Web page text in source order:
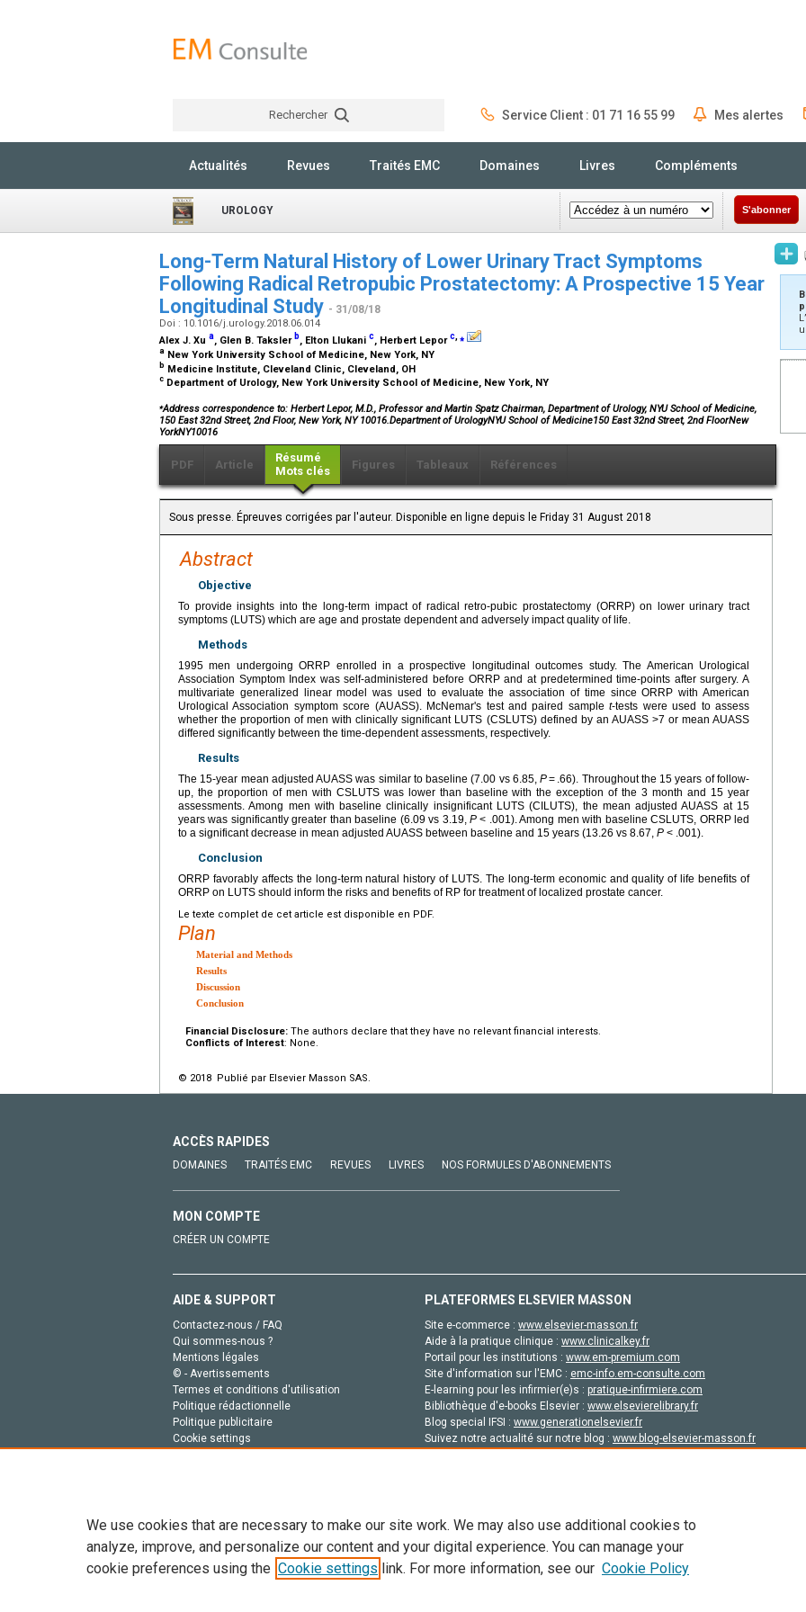
Rechercher Service Client : 01 71 16 55 99 Mes alertes
Actualités Revues Traités EMC Domaines Livres Compléments
UROLOGY S'abonner
Long-Term Natural History of Lower Urinary Tract Symptoms
Following Radical Retropubic Prostatectomy: A Prospective 15 Year
Longitudinal Study - 31/08/18
Doi : 10.1016/j.urology.2018.06.014
Alex J. Xu a, Glen B. Taksler b, Elton Llukani c, Herbert Leporc,⁎
a New York University School of Medicine, New York, NY
b Medicine Institute, Cleveland Clinic, Cleveland, OH
c Department of Urology, New York University School of Medicine, New York, NY
⁎Address correspondence to: Herbert Lepor, M.D., Professor and Martin Spatz Chairman, Department of Urology, NYU School of Medicine,
150 East 32nd Street, 2nd Floor, New York, NY 10016.Department of UrologyNYU School of Medicine150 East 32nd Street, 2nd FloorNew
YorkNY10016
PDF Article
Résumé
Mots clés
Figures Tableaux Références
Sous presse. Épreuves corrigées par l'auteur. Disponible en ligne depuis le Friday 31 August 2018
Abstract
Objective
To provide insights into the long-term impact of radical retro-pubic prostatectomy (ORRP) on lower urinary tract
symptoms (LUTS) which are age and prostate dependent and adversely impact quality of life.
Methods
1995 men undergoing ORRP enrolled in a prospective longitudinal outcomes study. The American Urological
Association Symptom Index was self-administered before ORRP and at predetermined time-points after surgery. A
multivariate generalized linear model was used to evaluate the association of time since ORRP with American
Urological Association symptom score (AUASS). McNemar's test and paired samplet-tests were used to assess
whether the proportion of men with clinically significant LUTS (CSLUTS) defined by an AUASS >7 or mean AUASS
differed significantly between the time-dependent assessments, respectively.
Results
The 15-year mean adjusted AUASS was similar to baseline (7.00 vs 6.85,P= .66). Throughout the 15 years of follow-
up, the proportion of men with CSLUTS was lower than baseline with the exception of the 3 month and 15 year
assessments. Among men with baseline clinically insignificant LUTS (CILUTS), the mean adjusted AUASS at 15
years was significantly greater than baseline (6.09 vs 3.19, P < .001). Among men with baseline CSLUTS, ORRP led
to a significant decrease in mean adjusted AUASS between baseline and 15 years (13.26 vs 8.67, P < .001).
Conclusion
ORRP favorably affects the long-term natural history of LUTS. The long-term economic and quality of life benefits of
ORRP on LUTS should inform the risks and benefits of RP for treatment of localized prostate cancer.
Le texte complet de cet article est disponible en PDF.
Plan
Material and Methods
Results
Discussion
Conclusion
Financial Disclosure: The authors declare that they have no relevant financial interests.
Conflicts of Interest: None.
© 2018 Publié par Elsevier Masson SAS.
ACCÈS RAPIDES
DOMAINES TRAITÉS EMC REVUES LIVRES NOS FORMULES D'ABONNEMENTS
MON COMPTE
CRÉER UN COMPTE
AIDE & SUPPORT
Contactez-nous / FAQ
Qui sommes-nous ?
Mentions légales
© - Avertissements
Termes et conditions d'utilisation
Politique rédactionnelle
Politique publicitaire
Cookie settings
PLATEFORMES ELSEVIER MASSON
Site e-commerce : www.elsevier-masson.fr
Aide à la pratique clinique : www.clinicalkey.fr
Portail pour les institutions : www.em-premium.com
Site d'information sur l'EMC : emc-info.em-consulte.com
E-learning pour les infirmier(e)s : pratique-infirmiere.com
Bibliothèque d'e-books Elsevier : www.elsevierelibrary.fr
Blog special IFSI : www.generationelsevier.fr
Suivez notre actualité sur notre blog : www.blog-elsevier-masson.fr
Tout le contenu de ce site: Copyright © 2026 Elsevier, ses concédants de licence et ses contributeurs. Tout les droits sont réservés,
de données, a la formation en IA et aux technologies similaires. Pour tout contenu en libre accès, les conditions de licence
We use cookies that are necessary to make our site work. We may also use additional cookies to
analyze, improve, and personalize our content and your digital experience. You can manage your
cookie preferences using the Cookie settings link. For more information, see our Cookie Policy